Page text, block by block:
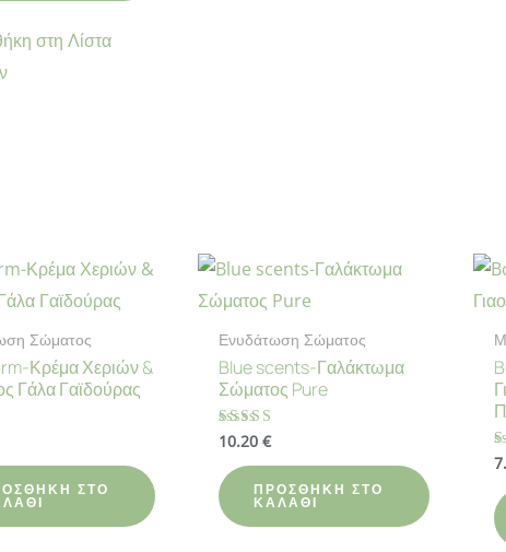
στη Λίστα
Σώματος
Κρέμα Χεριών &
Γάλα Γαϊδούρας
ΣΤΟ
Ενυδάτωση Σώματος
Blue scents-Γαλάκτωμα
Σώματος Pure
Βαθμολογήθηκε
4.43
από 5
10.20€
ΠΡΟΣΘΉΚΗ ΣΤΟ
ΚΑΛΆΘΙ